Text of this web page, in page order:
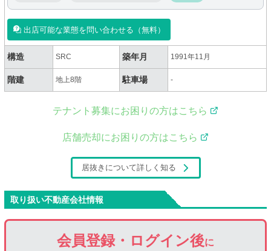
出店可能な業態を問い合わせる（無料）
構造 SRC 築年月 1991年11月
階建 地上8階 駐車場 -
テナント募集にお困りの方はこちら
店舗売却にお困りの方はこちら
居抜きについて詳しく知る
取り扱い不動産会社情報
会員登録・ログイン後に